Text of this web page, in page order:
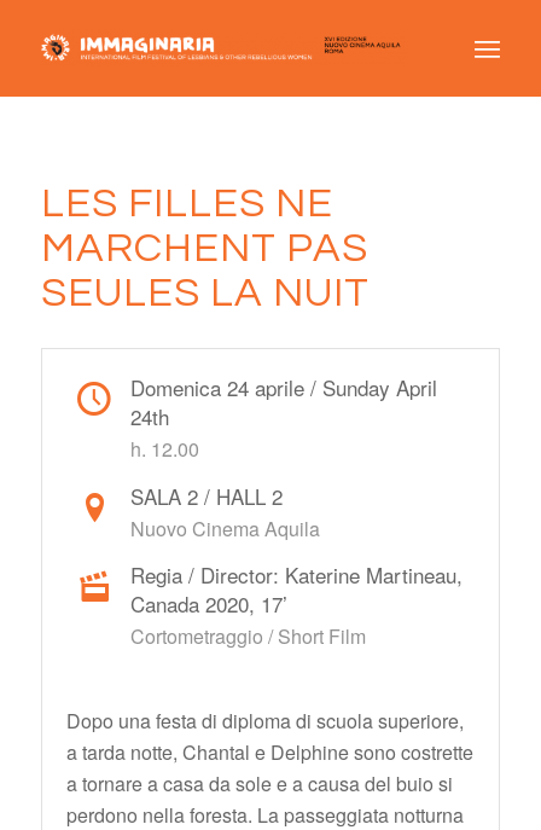
LES FILLES NE
MARCHENT PAS
SEULES LA NUIT
Domenica 24 aprile / Sunday April
24th
h. 12.00
SALA 2 / HALL 2
Nuovo Cinema Aquila
Regia / Director: Katerine Martineau,
Canada 2020, 17’
Cortometraggio / Short Film
Dopo una festa di diploma di scuola superiore,
a tarda notte, Chantal e Delphine sono costrette
a tornare a casa da sole e a causa del buio si
perdono nella foresta. La passeggiata notturna